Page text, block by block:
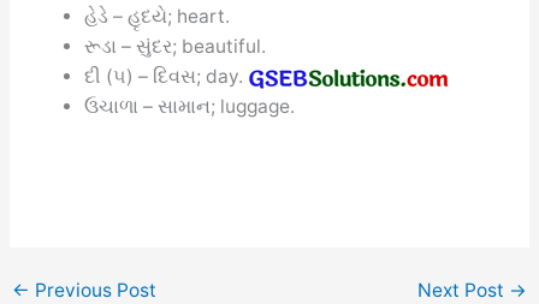
હેડે – હૃદયે; heart.
રૂડા – સુંદર; beautiful.
દી (૫) – દિવસ; day.
ઉચાળા – સામાન; luggage.
← Previous Post Next Post →